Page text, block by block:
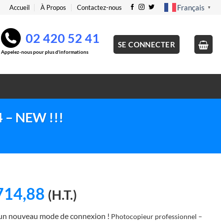
Accueil À Propos Contactez-nous Français ▼
02 420 52 41
Appelez-nous pour plus d'informations
SE CONNECTER
– NEW !!!
Le
prix
(H.T.)
nouveau mode de connexion ! Photocopieur professionnel –